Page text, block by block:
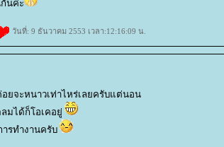
นค่ะ
วันที่: 9 ธันวาคม 2553 เวลา:12:16:09 น.
ยจะหนาวเท่าไหร่เลยครับแต่นอน
มได้ก็โอเคอยู่
รทำงานครับ